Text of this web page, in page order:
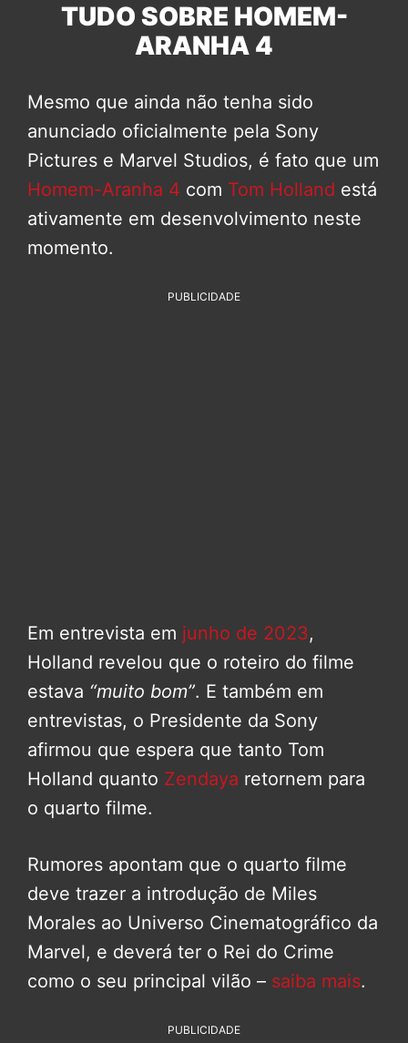
TUDO SOBRE HOMEM-
ARANHA 4
Mesmo que ainda não tenha sido
anunciado oficialmente pela Sony
Pictures e Marvel Studios, é fato que um
Homem-Aranha 4 com Tom Holland está
ativamente em desenvolvimento neste
momento.
PUBLICIDADE
Em entrevista em junho de 2023,
Holland revelou que o roteiro do filme
estava “muito bom”. E também em
entrevistas, o Presidente da Sony
afirmou que espera que tanto Tom
Holland quanto Zendaya retornem para
o quarto filme.
Rumores apontam que o quarto filme
deve trazer a introdução de Miles
Morales ao Universo Cinematográfico da
Marvel, e deverá ter o Rei do Crime
como o seu principal vilão – saiba mais.
PUBLICIDADE